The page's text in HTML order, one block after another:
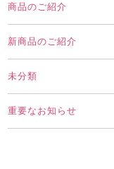
商品のご紹介
新商品のご紹介
未分類
重要なお知らせ